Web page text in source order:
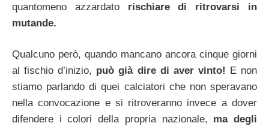
quantomeno azzardato rischiare di ritrovarsi in
mutande.
Qualcuno però, quando mancano ancora cinque giorni
al fischio d’inizio, può già dire di aver vinto! E non
stiamo parlando di quei calciatori che non speravano
nella convocazione e si ritroveranno invece a dover
difendere i colori della propria nazionale, ma degli